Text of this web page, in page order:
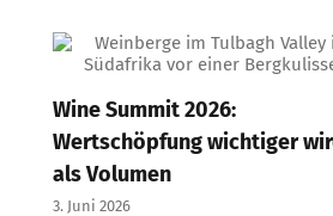
Wine Summit 2026:
Wertschöpfung wichtiger
als Volumen
3. Juni 2026